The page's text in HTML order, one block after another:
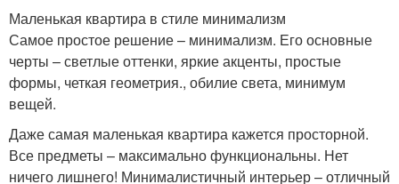
Маленькая квартира в стиле минимализм
Самое простое решение – минимализм. Его основные
черты – светлые оттенки, яркие акценты, простые
формы, четкая геометрия., обилие света, минимум
вещей.
Даже самая маленькая квартира кажется просторной.
Все предметы – максимально функциональны. Нет
ничего лишнего! Минималистичный интерьер – отличный